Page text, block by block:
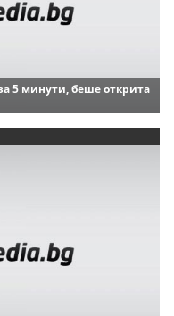
5 минути, беше открита